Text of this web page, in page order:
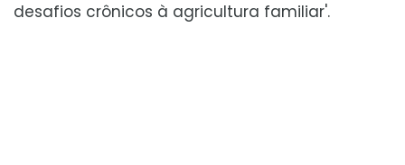
desafios crônicos à agricultura familiar'.